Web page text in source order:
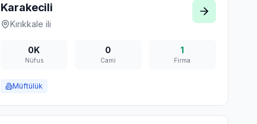
Karakecili
Kırıkkale ili
0K
Nüfus
0
Cami
1
Firma
Müftülük